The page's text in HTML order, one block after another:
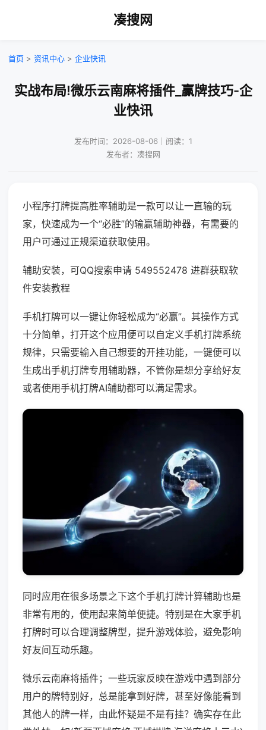
凑搜网
首页 > 资讯中心 > 企业快讯
实战布局!微乐云南麻将插件_赢牌技巧-企
业快讯
发布时间：2026-08-06｜阅读：1
发布者：凑搜网
小程序打牌提高胜率辅助是一款可以让一直输的玩
家，快速成为一个“必胜”的输赢辅助神器，有需要的
用户可通过正规渠道获取使用。
辅助安装，可QQ搜索申请 549552478 进群获取软
件安装教程
手机打牌可以一键让你轻松成为“必赢”。其操作方式
十分简单，打开这个应用便可以自定义手机打牌系统
规律，只需要输入自己想要的开挂功能，一键便可以
生成出手机打牌专用辅助器，不管你是想分享给好友
或者使用手机打牌AI辅助都可以满足需求。
同时应用在很多场景之下这个手机打牌计算辅助也是
非常有用的，使用起来简单便捷。特别是在大家手机
打牌时可以合理调整牌型，提升游戏体验，避免影响
好友间互动乐趣。
微乐云南麻将插件；一些玩家反映在游戏中遇到部分
用户的牌特别好，总是能拿到好牌，甚至好像能看到
其他人的牌一样，由此怀疑是不是有挂？确实存在此